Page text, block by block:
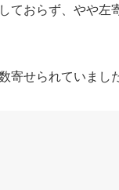
ておらず、やや左
寄せられていまし